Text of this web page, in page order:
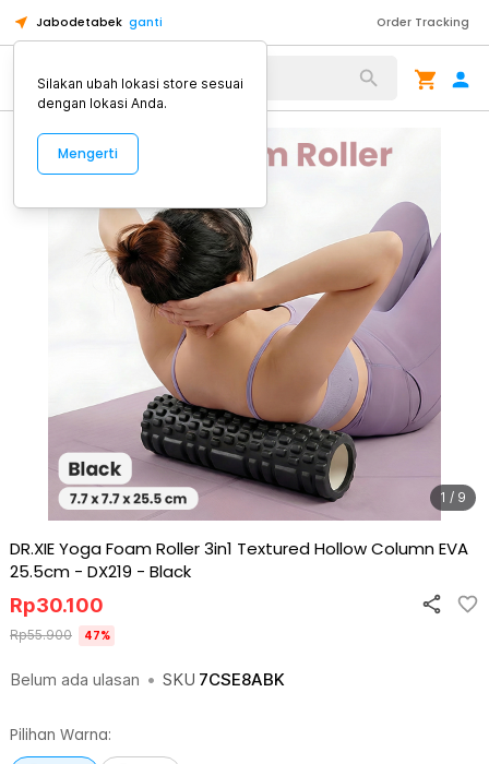
Jabodetabek ganti Order Tracking
Alat Kopi
1 / 9
DR.XIE Yoga Foam Roller 3in1 Textured Hollow Column EVA
25.5cm - DX219 - Black
Belum ada ulasan • SKU 7CSE8ABK
Rp30.100
Rp55.900 47%
Pilihan Warna:
Silakan ubah lokasi store sesuai
dengan lokasi Anda.
Mengerti